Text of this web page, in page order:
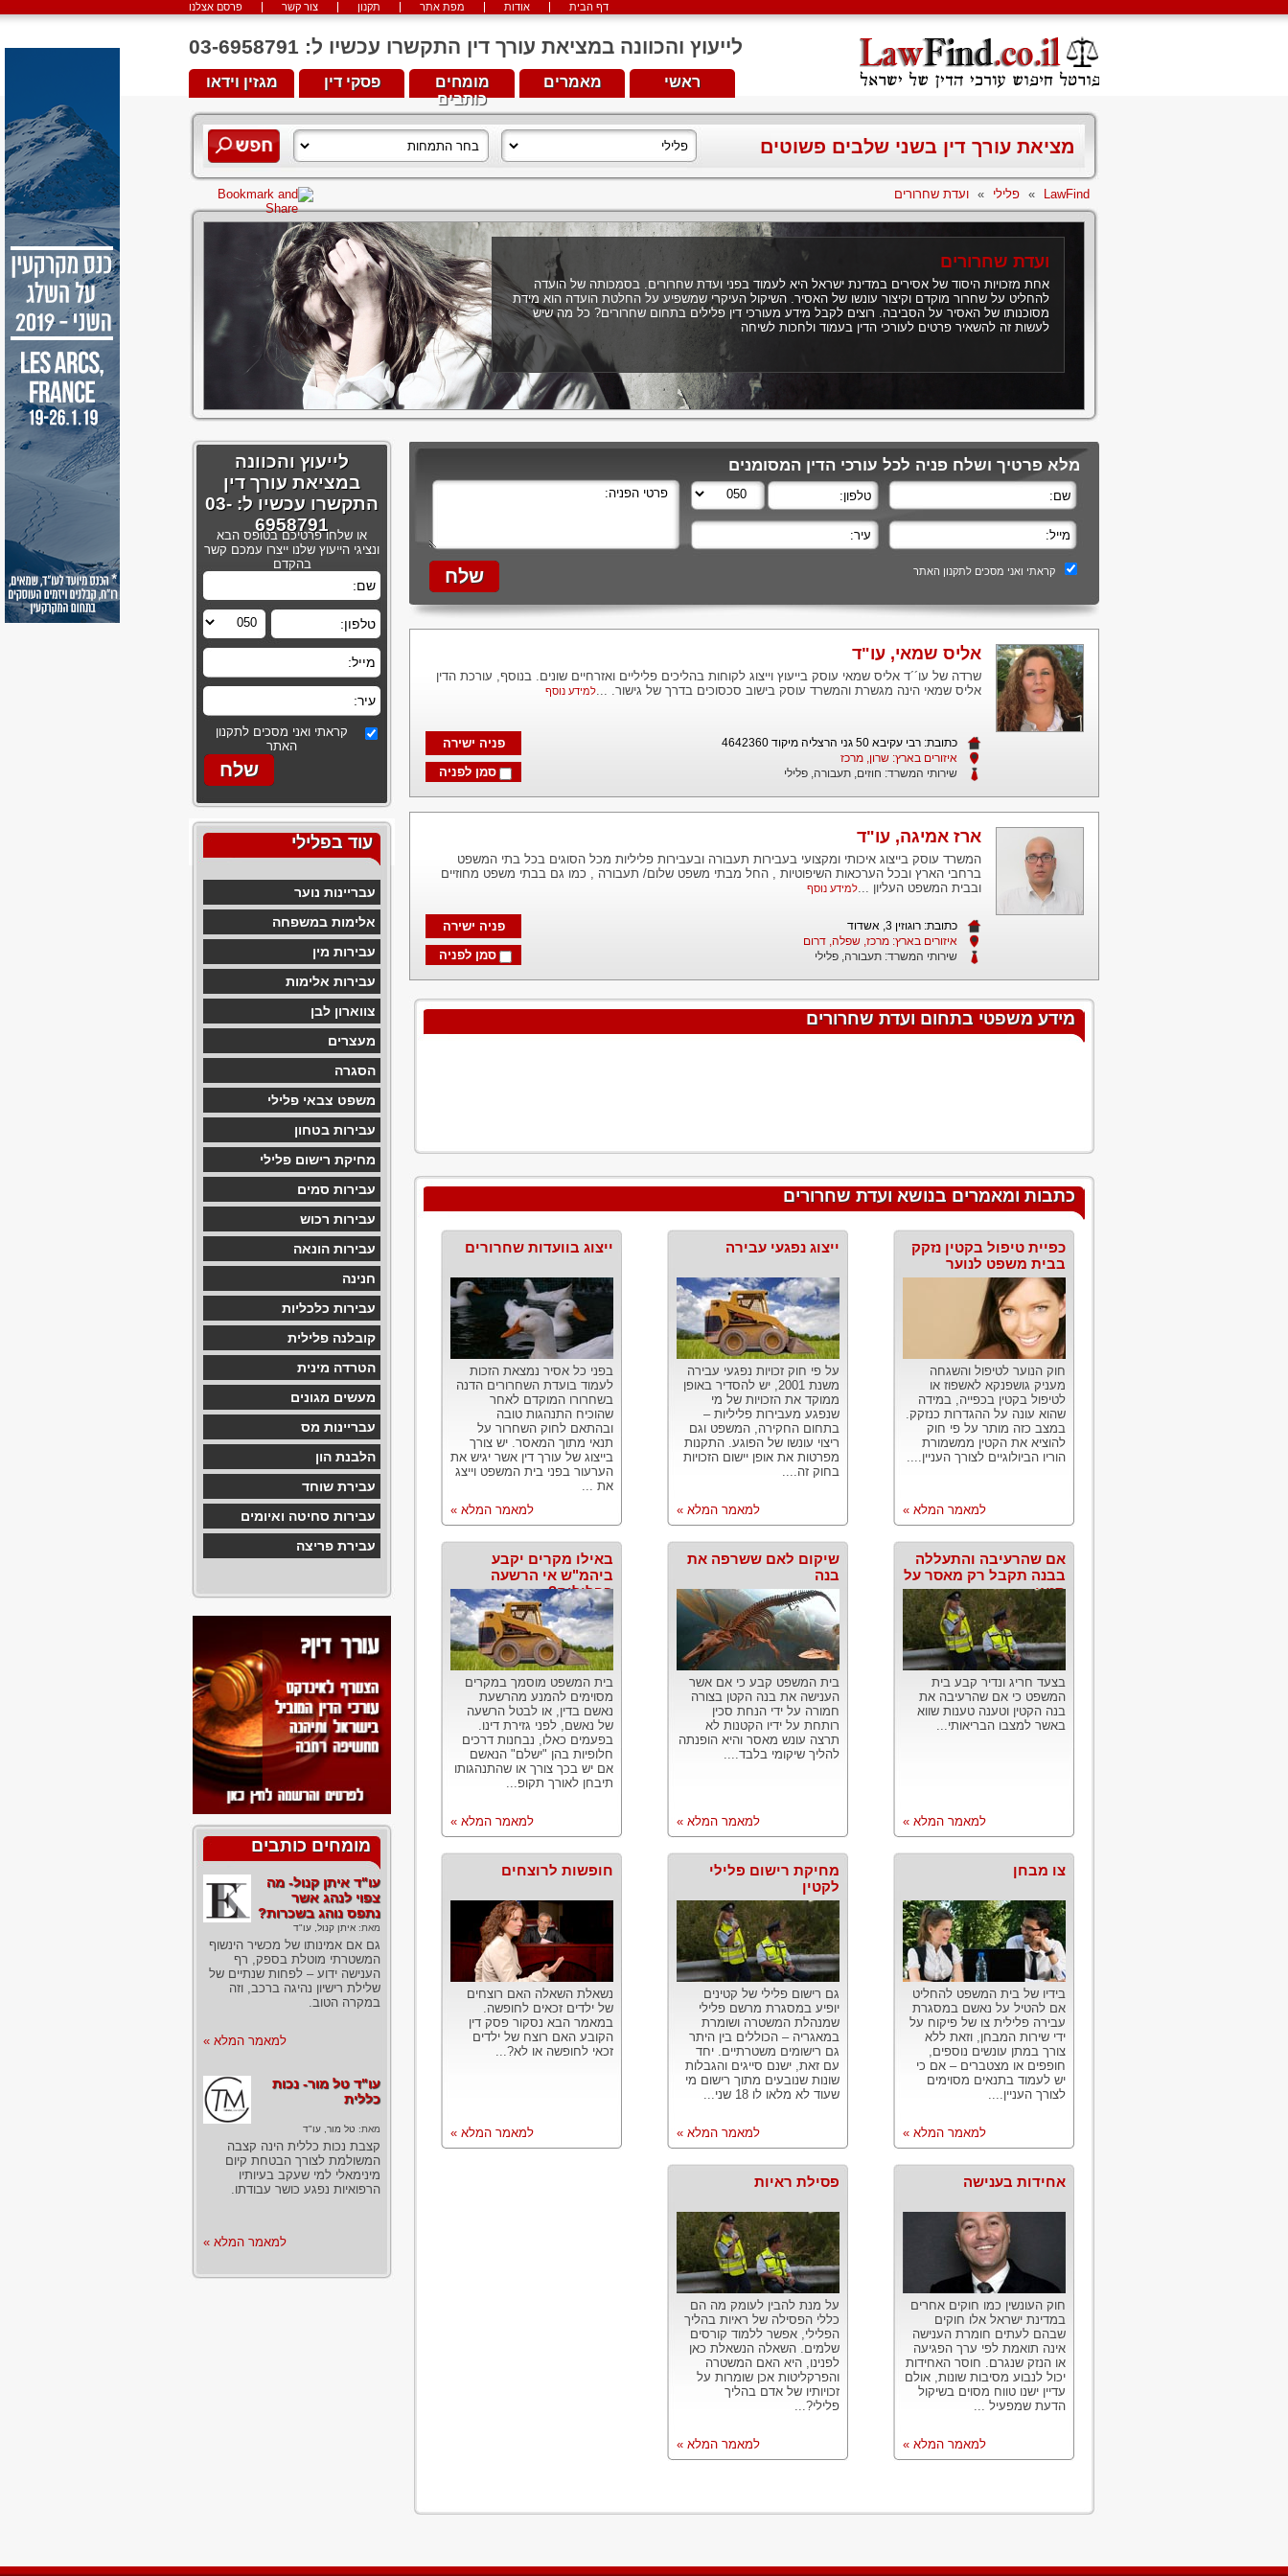
פרסם אצלנו צור קשר תקנון מפת אתר אודות דף הבית
לייעוץ והכוונה במציאת עורך דין התקשרו עכשיו ל: 03-6958791
מגזין וידאו פסקי דין
מומחים
כותבים
מאמרים ראשי
מציאת עורך דין בשני שלבים פשוטים
LawFind
» פלילי » ועדת שחרורים
ועדת שחרורים
אחת מזכויות היסוד של אסירים במדינת ישראל היא לעמוד בפני ועדת שחרורים. בסמכותה של הועדה
להחליט על שחרור מוקדם וקיצור עונשו של האסיר. השיקול העיקרי שמשפיע על החלטת הועדה הוא מידת
מסוכנותו של האסיר על הסביבה. רוצים לקבל מידע מעורכי דין פלילים בתחום שחרורים? כל מה שיש
לעשות זה להשאיר פרטים לעורכי הדין בעמוד ולחכות לשיחה
מלא פרטיך ושלח פניה לכל עורכי הדין המסומנים
קראתי ואני מסכים לתקנון האתר
אליס שמאי, עו"ד
שרדה של עו´´ד אליס שמאי עוסק בייעוץ וייצוג לקוחות בהליכים פליליים ואזרחיים שונים. בנוסף, עורכת הדין
אליס שמאי הינה מגשרת והמשרד עוסק בישוב סכסוכים בדרך של גישור. ...למידע נוסף
כתובת: רבי עקיבא 50 גני הרצליה מיקוד 4642360
איזורים בארץ: שרון, מרכז
שירותי המשרד: חוזים, תעבורה, פלילי
פניה ישירה
סמן לפניה
ארז אמיגה, עו"ד
המשרד עוסק בייצוג איכותי ומקצועי בעבירות תעבורה ובעבירות פליליות מכל הסוגים בכל בתי המשפט
ברחבי הארץ ובכל הערכאות השיפוטיות , החל מבתי משפט שלום/ תעבורה , כמו גם בבתי משפט מחוזיים
ובבית המשפט העליון ...למידע נוסף
כתובת: רוגוזין 3, אשדוד
איזורים בארץ: מרכז, שפלה, דרום
שירותי המשרד: תעבורה, פלילי
פניה ישירה
סמן לפניה
מידע משפטי בתחום ועדת שחרורים
כתבות ומאמרים בנושא ועדת שחרורים
כפיית טיפול בקטין נזקק
בבית משפט לנוער
חוק הנוער לטיפול והשגחה
מעניק גושפנקא לאשפוז או
לטיפול בקטין בכפייה, במידה
שהוא עונה על ההגדרות כנזקק.
במצב כזה מותר על פי חוק
להוציא את הקטין ממשמורת
הוריו הביולוגיים לצורך העניין....
למאמר המלא »
ייצוג נפגעי עבירה
על פי חוק זכויות נפגעי עבירה
משנת 2001, יש להסדיר באופן
ממוקד את הזכויות של מי
שנפגע מעבירות פליליות –
בתחום החקירה, המשפט וגם
ריצוי עונשו של הפוגע. התקנות
מפרטות את אופן יישום הזכויות
בחוק זה....
למאמר המלא »
ייצוג בוועדות שחרורים
בפני כל אסיר נמצאת הזכות
לעמוד בועדת השחרורים הדנה
בשחרורו המוקדם לאחר
שהוכיח התנהגות טובה
ובהתאם לחוק השחרור על
תנאי מתוך המאסר. יש צורך
בייצוג של עורך דין אשר יגיש את
הערעור בפני בית המשפט וייצג
את ...
למאמר המלא »
אם שהרעיבה והתעללה
בבנה תקבל רק מאסר על
תנאי
בצעד חריג ונדיר קבע בית
המשפט כי אם שהרעיבה את
בנה הקטין וטענה טענות שווא
באשר למצבו הבריאותי...
למאמר המלא »
שיקום לאם ששרפה את
בנה
בית המשפט קבע כי אם אשר
הענישה את בנה הקטן בצורה
חמורה על ידי הנחת סכין
רותחת על ידיו הקטנות לא
תרצה עונש מאסר והיא הופנתה
להליך שיקומי בלבד....
למאמר המלא »
באילו מקרים יקבע
ביהמ"ש אי הרשעה
בפלילים?
בית המשפט מוסמך במקרים
מסוימים להמנע מהרשעת
נאשם בדין, או לבטל הרשעה
של נאשם, לפני גזירת דינו.
בפעמים כאלו, נבחנות דרכים
חלופיות בהן "ישלם" הנאשם
אם יש בכך צורך או שהתנהגותו
תיבחן לאורך תקופ...
למאמר המלא »
צו מבחן
בידיו של בית המשפט להחליט
אם להטיל על נאשם במסגרת
עבירה פלילית צו של פיקוח על
ידי שירות המבחן, וזאת ללא
צורך במתן עונשים נוספים,
חופפים או מצטברים – אם כי
יש לעמוד בתנאים מסוימים
לצורך העניין....
למאמר המלא »
מחיקת רישום פלילי
לקטין
גם רישום פלילי של קטינים
יופיע במסגרת מרשם פלילי
שמנהלת המשטרה ושומרת
במאגריה – הכוללים בין היתר
גם רישומים משטרתיים. יחד
עם זאת, ישנם סייגים והגבלות
שונות שנובעים מתוך רישום מי
שעוד לא מלאו לו 18 שני...
למאמר המלא »
חופשות לרוצחים
נשאלת השאלה האם רוצחים
של ילדים זכאים לחופשה.
במאמר הבא נסקור פסק דין
הקובע האם רוצח של ילדים
זכאי לחופשה או לא?...
למאמר המלא »
אחידות בענישה
חוק העונשין כמו חוקים אחרים
במדינת ישראל אלו חוקים
שבהם לעתים חומרת הענישה
אינה תואמת לפי ערך הפגיעה
או הנזק שנגרם. חוסר האחידות
יכול לנבוע מסיבות שונות, אולם
עדיין ישנו טווח מסוים בשיקול
הדעת שמפעיל ...
למאמר המלא »
פסילת ראיות
על מנת להבין לעומק מה הם
כללי הפסילה של ראיות בהליך
הפלילי, אפשר ללמוד קורסים
שלמים. השאלה הנשאלת כאן
לפנינו, היא האם המשטרה
והפרקליטות אכן שומרות על
זכויותיו של אדם בהליך
פלילי?...
למאמר המלא »
לייעוץ והכוונה
במציאת עורך דין
התקשרו עכשיו ל: 03-
6958791
או שלחו פרטיכם בטופס הבא
ונציגי הייעוץ שלנו ייצרו עמכם קשר
בהקדם
קראתי ואני מסכים לתקנון
האתר
עוד בפלילי
עבריינות נוער
אלימות במשפחה
עבירות מין
עבירות אלימות
צווארון לבן
מעצרים
הסגרה
משפט צבאי פלילי
עבירות בטחון
מחיקת רישום פלילי
עבירות סמים
עבירות רכוש
עבירות הונאה
חנינה
עבירות כלכליות
קובלנה פלילית
הטרדה מינית
מעשים מגונים
עבריינות מס
הלבנת הון
עבירת שוחד
עבירות סחיטה ואיומים
עבירת פריצה
מומחים כותבים
עו"ד איתן קנול- מה
צפוי לנהג אשר
נתפס נוהג בשכרות?
מאת: איתן קנול, עו"ד
גם אם אמינותו של מכשיר הינשוף
המשטרתי מוטלת בספק, רף
הענישה ידוע – לפחות שנתיים של
שלילת רישיון נהיגה ברכב, וזה
במקרה הטוב.
למאמר המלא »
עו"ד טל מור- נכות
כללית
מאת: טל מור, עו"ד
קצבת נכות כללית הינה קצבה
המשולמת לצורך הבטחת קיום
מינימאלי למי שעקב בעיותיו
הרפואיות נפגע כושר עבודתו.
למאמר המלא »